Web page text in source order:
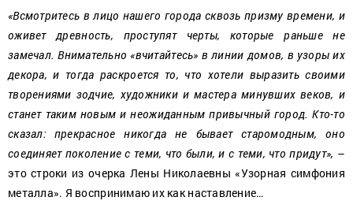
«Всмотритесь в лицо нашего города сквозь призму времени, и
оживет древность, проступят черты, которые раньше не
замечал. Внимательно «вчитайтесь» в линии домов, в узоры их
декора, и тогда раскроется то, что хотели выразить своими
творениями зодчие, художники и мастера минувших веков, и
станет таким новым и неожиданным привычный город. Кто-то
сказал: прекрасное никогда не бывает старомодным, оно
соединяет поколение с теми, что были, и с теми, что придут», –
это строки из очерка Лены Николаевны «Узорная симфония
металла». Я воспринимаю их как наставление…